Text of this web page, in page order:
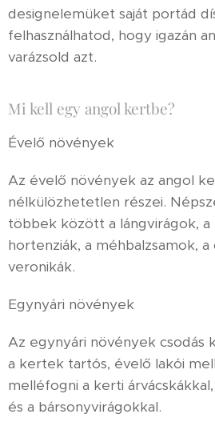
designelemüket saját portád
felhasználhatod, hogy igazán
varázsold azt.
Mi kell egy angol kertbe?
Évelő növények
Az évelő növények az angol
nélkülözhetetlen részei.
többek között a lángvirágok, a
hortenziák, a méhbalzsamok,
veronikák.
Egynyári növények
Az egynyári növények csodás
a kertek tartós, évelő lakói
melléfogni a kerti
és a bársonyvirágokkal.